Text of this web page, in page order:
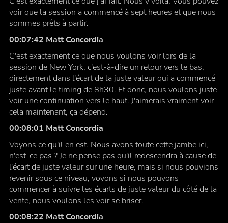
voir que la session a commencé à sept heures et que nous
sommes prêts à partir.
00:07:42 Matt Concordia
C'est exactement ce que nous voulons voir lors de la
session de New York, c'est-à-dire un retour vers le bas,
directement dans l'écart de la juste valeur qui a commencé
juste avant le timing de 8h30. Et donc, nous voulons juste
voir une continuation vers le haut. J'aimerais vraiment voir
cela maintenant, ça dépend.
00:08:01 Matt Concordia
Voyons ce qu'il en est. Nous avons toute cette jambe ici,
n'est-ce pas ? Je ne pense pas qu'il redescendra à cause de
l'écart de juste valeur sur une heure, mais si nous pouvions
revenir sous ce niveau, voyons si nous pouvons
commencer à suivre les écarts de juste valeur du côté de la
vente, nous voulons les voir se briser.
00:08:22 Matt Concordia